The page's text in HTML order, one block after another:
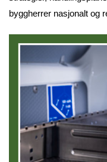
byggherrer nasjonalt og